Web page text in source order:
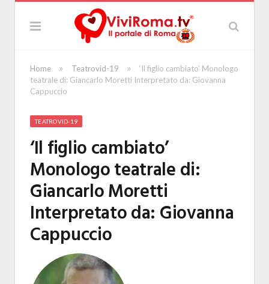
Home » Teatrovid-19 »
‘Il figlio cambiato’ Monologo
teatrale di: Giancarlo Moretti Interpretato da: Giovanna
Cappuccio
TEATROVID-19
‘Il figlio cambiato’
Monologo teatrale di:
Giancarlo Moretti
Interpretato da: Giovanna
Cappuccio